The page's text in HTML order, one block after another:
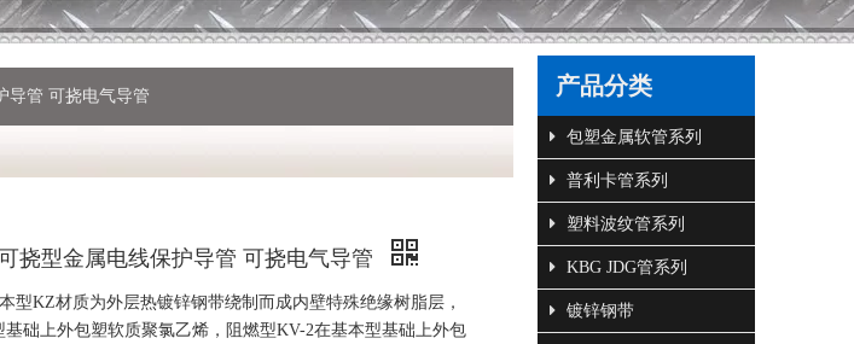
导管 可挠电气导管
挠型金属电线保护导管 可挠电气导管
型KZ材质为外层热镀锌钢带绕制而成内壁特殊绝缘树脂层，
基础上外包塑软质聚氯乙烯，阻燃型KV-2在基本型基础上外包
产品分类
包塑金属软管系列
普利卡管系列
塑料波纹管系列
KBG JDG管系列
镀锌钢带